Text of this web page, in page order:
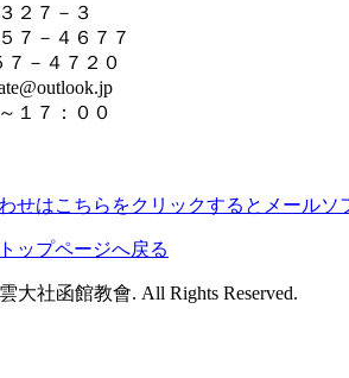
２７－３
７－４６７７
７－４７２０
１７：００
せはこちらをクリックするとメールソ
ップページへ戻る
大社函館教會. All Rights Reserved.